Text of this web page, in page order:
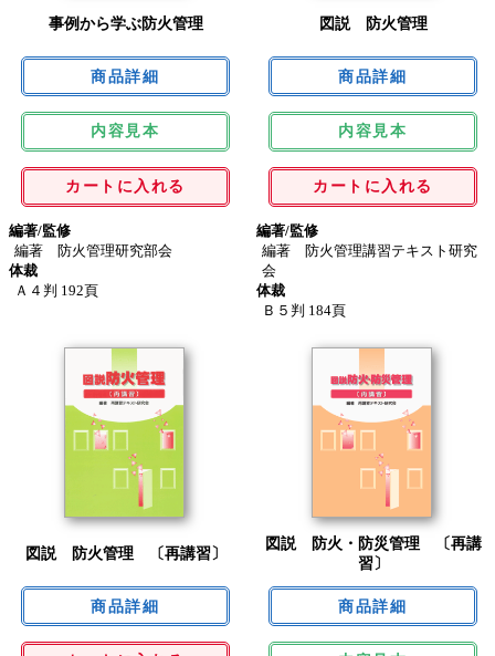
事例から学ぶ防火管理
内容見本
カートに入れる
編著/監修
編著 防火管理研究部会
体裁
Ａ４判 192頁
図説 防火管理
内容見本
カートに入れる
編著/監修
編著 防火管理講習テキスト研究
会
体裁
Ｂ５判 184頁
図説 防火管理 〔再講習〕
図説 防火・防災管理 〔再講
習〕